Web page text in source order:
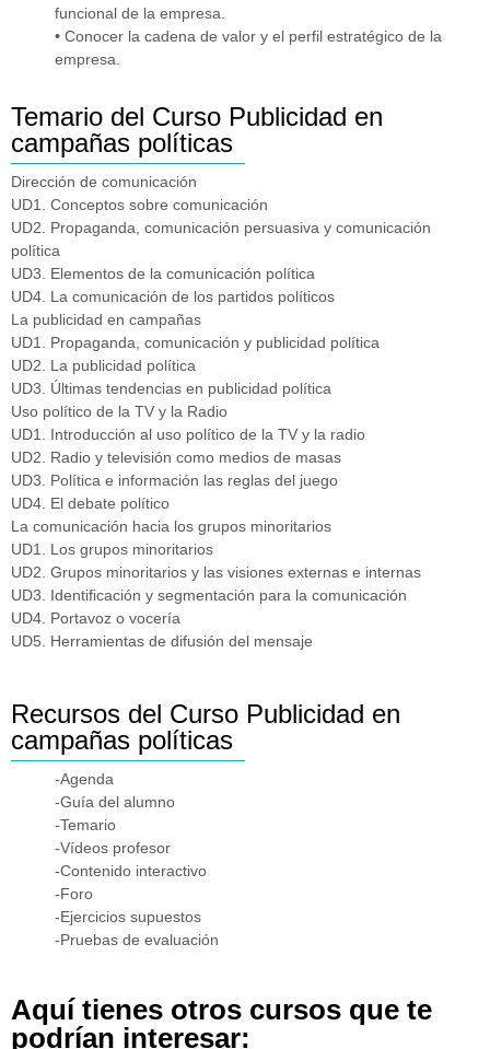
funcional de la empresa.
• Conocer la cadena de valor y el perfil estratégico de la
empresa.
Temario del Curso Publicidad en
campañas políticas
Dirección de comunicación
UD1. Conceptos sobre comunicación
UD2. Propaganda, comunicación persuasiva y comunicación
política
UD3. Elementos de la comunicación política
UD4. La comunicación de los partidos políticos
La publicidad en campañas
UD1. Propaganda, comunicación y publicidad política
UD2. La publicidad política
UD3. Últimas tendencias en publicidad política
Uso político de la TV y la Radio
UD1. Introducción al uso político de la TV y la radio
UD2. Radio y televisión como medios de masas
UD3. Política e información las reglas del juego
UD4. El debate político
La comunicación hacia los grupos minoritarios
UD1. Los grupos minoritarios
UD2. Grupos minoritarios y las visiones externas e internas
UD3. Identificación y segmentación para la comunicación
UD4. Portavoz o vocería
UD5. Herramientas de difusión del mensaje
Recursos del Curso Publicidad en
campañas políticas
-Agenda
-Guía del alumno
-Temario
-Vídeos profesor
-Contenido interactivo
-Foro
-Ejercicios supuestos
-Pruebas de evaluación
Aquí tienes otros cursos que te
podrían interesar: